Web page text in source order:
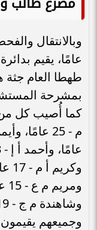
عامًا، يقيم
طهطا العام جثة
بمشرحة
وجميعهم